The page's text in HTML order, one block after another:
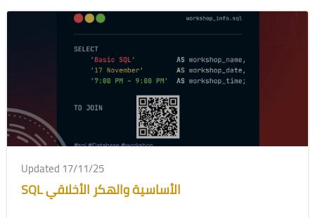
Updated 17/11/25
SQL الأساسية والهكر الأخلاقي